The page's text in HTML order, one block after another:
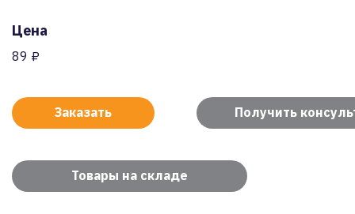
Цена
89 ₽
Заказать Получить
Товары на складе